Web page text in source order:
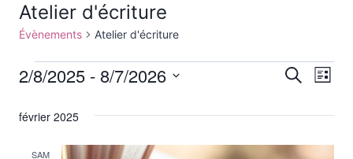
Atelier d'écriture
Évènements Atelier d'écriture
Évènements
et
Recherche
Liste
2/8/2025 - 8/7/2026
une
février 2025
SAM